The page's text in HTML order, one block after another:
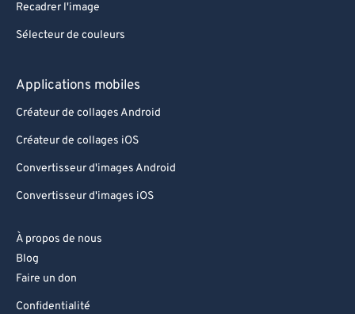
Recadrer l'image
Sélecteur de couleurs
Applications mobiles
Créateur de collages Android
Créateur de collages iOS
Convertisseur d'images Android
Convertisseur d'images iOS
À propos de nous
Blog
Faire un don
Confidentialité